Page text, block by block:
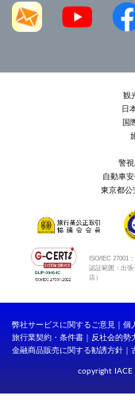
観
日
国
警
自動車
東京都
ISO/IEC 27001
認証範囲：出
店）
弊社サービスに関するご意見 個
旅行業契約・条件書
反社会的勢
金融商品販売に関する勧誘方針
copyright IACE